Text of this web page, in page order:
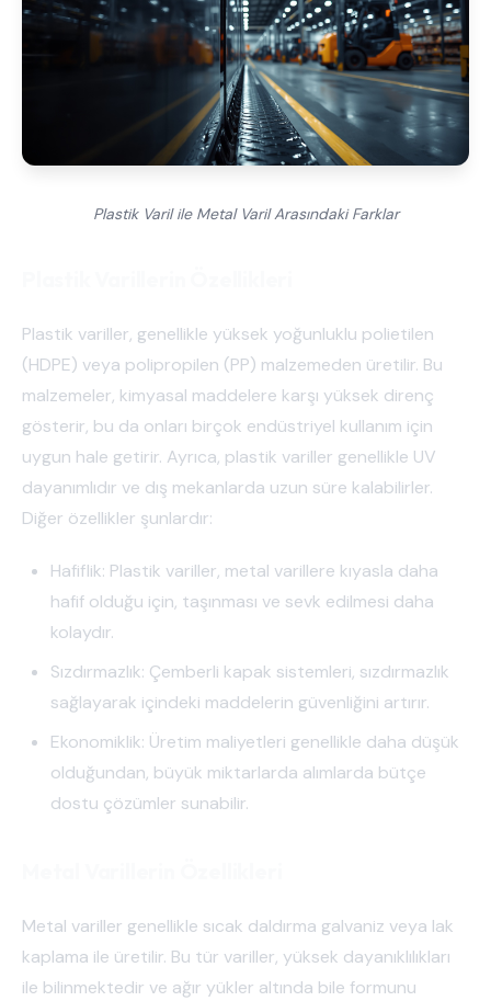
Plastik Varil ile Metal Varil Arasındaki Farklar
Plastik variller, genellikle yüksek yoğunluklu polietilen
(HDPE) veya polipropilen (PP) malzemeden üretilir. Bu
malzemeler, kimyasal maddelere karşı yüksek direnç
gösterir, bu da onları birçok endüstriyel kullanım için
uygun hale getirir. Ayrıca, plastik variller genellikle UV
dayanımlıdır ve dış mekanlarda uzun süre kalabilirler.
Diğer özellikler şunlardır:
Hafiflik: Plastik variller, metal varillere kıyasla daha
hafif olduğu için, taşınması ve sevk edilmesi daha
kolaydır.
Sızdırmazlık: Çemberli kapak sistemleri, sızdırmazlık
sağlayarak içindeki maddelerin güvenliğini artırır.
Ekonomiklik: Üretim maliyetleri genellikle daha düşük
olduğundan, büyük miktarlarda alımlarda bütçe
dostu çözümler sunabilir.
Metal variller genellikle sıcak daldırma galvaniz veya lak
kaplama ile üretilir. Bu tür variller, yüksek dayanıklılıkları
ile bilinmektedir ve ağır yükler altında bile formunu